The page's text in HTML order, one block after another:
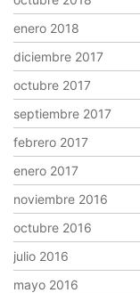
enero 2018
diciembre 2017
octubre 2017
septiembre 2017
febrero 2017
enero 2017
noviembre 2016
octubre 2016
julio 2016
mayo 2016